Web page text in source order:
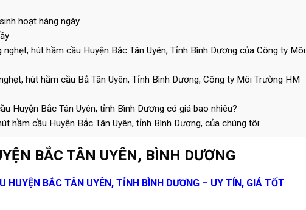
hoạt hàng ngày
hút hầm cầu Huyện Bắc Tân Uyên, Tỉnh Bình Dương của Công ty Môi
hút hầm cầu Bắ Tân Uyên, Tỉnh Bình Dương, Công ty Môi Trường HM
Huyện Bắc Tân Uyên, tỉnh Bình Dương có giá bao nhiêu?
hầm cầu Huyện Bắc Tân Uyên, tỉnh Bình Dương, của chúng tôi:
BẮC TÂN UYÊN, BÌNH DƯƠNG
HUYỆN BẮC TÂN UYÊN, TỈNH BÌNH DƯƠNG – UY TÍN, GIÁ TỐT